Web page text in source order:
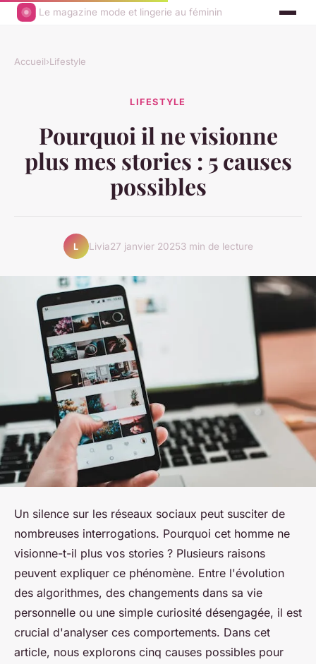
Le magazine mode et lingerie au féminin
Accueil›Lifestyle
LIFESTYLE
Pourquoi il ne visionne
plus mes stories : 5 causes
possibles
L Livia27 janvier 20253 min de lecture
Un silence sur les réseaux sociaux peut susciter de
nombreuses interrogations. Pourquoi cet homme ne
visionne-t-il plus vos stories ? Plusieurs raisons
peuvent expliquer ce phénomène. Entre l'évolution
des algorithmes, des changements dans sa vie
personnelle ou une simple curiosité désengagée, il est
crucial d'analyser ces comportements. Dans cet
article, nous explorons cinq causes possibles pour